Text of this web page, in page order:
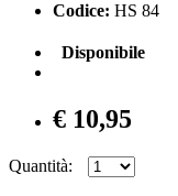
Codice: HS 84
Disponibile
€ 10,95
Quantità: